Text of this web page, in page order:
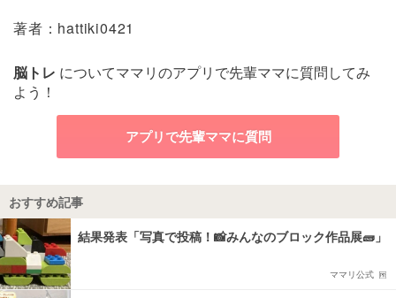
著者：hattiki0421
脳トレ についてママリのアプリで先輩ママに質問してみ
よう！
アプリで先輩ママに質問
おすすめ記事
結果発表「写真で投稿！📸みんなのブロック作品展🧱」
ママリ公式